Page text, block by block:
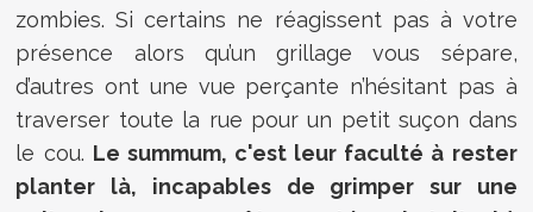
zombies. Si certains ne réagissent pas à votre
présence alors qu’un grillage vous sépare,
d’autres ont une vue perçante n’hésitant pas à
traverser toute la rue pour un petit suçon dans
le cou. Le summum, c'est leur faculté à rester
planter là, incapables de grimper sur une